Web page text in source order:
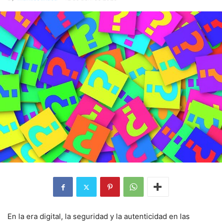
En la era digital, la seguridad y la autenticidad en las